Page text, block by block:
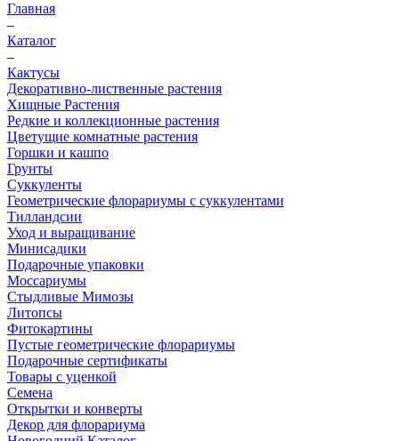
Главная
–
Каталог
–
Кактусы
Декоративно-лиственные растения
Хищные Растения
Редкие и коллекционные растения
Цветущие комнатные растения
Горшки и кашпо
Грунты
Суккуленты
Геометрические флорариумы с суккулентами
Тилландсии
Уход и выращивание
Минисадики
Подарочные упаковки
Моссариумы
Стыдливые Мимозы
Литопсы
Фитокартины
Пустые геометрические флорариумы
Подарочные сертификаты
Товары с уценкой
Семена
Открытки и конверты
Декор для флорариума